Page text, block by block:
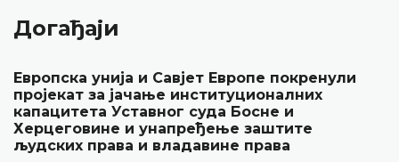
Догађаји
Европска унија и Савјет Европе покренули
пројекат за јачање институционалних
капацитета Уставног суда Босне и
Херцеговине и унапређење заштите
људских права и владавине права